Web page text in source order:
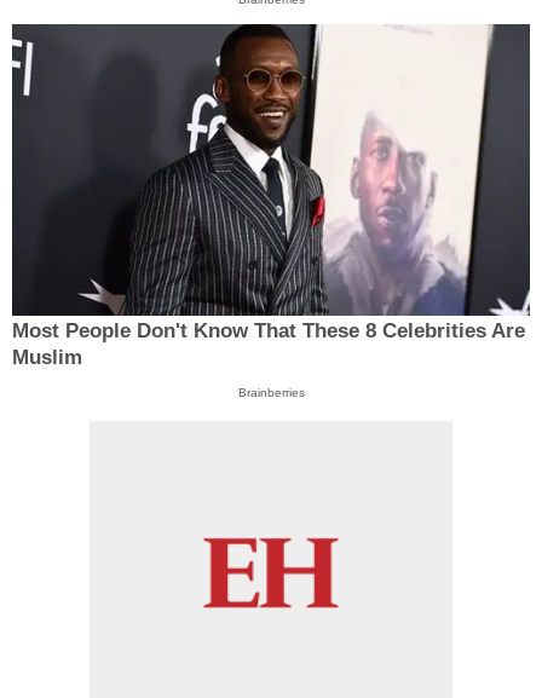
Most People Don't Know That These 8 Celebrities Are
Muslim
Brainberries